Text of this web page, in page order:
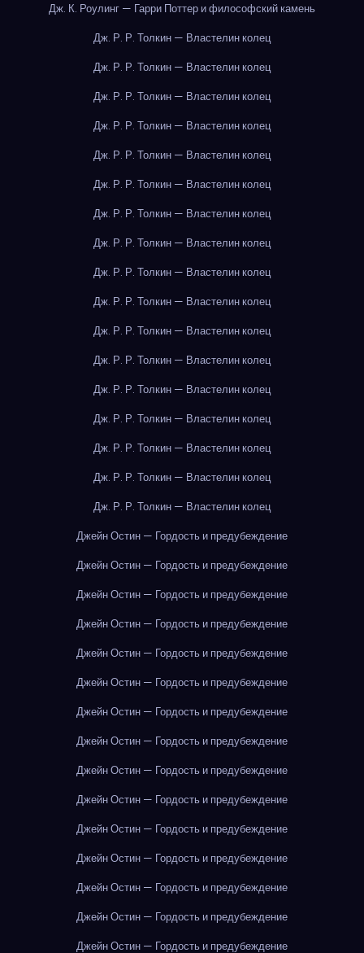
Дж. К. Роулинг — Гарри Поттер и философский камень
Дж. Р. Р. Толкин — Властелин колец
Дж. Р. Р. Толкин — Властелин колец
Дж. Р. Р. Толкин — Властелин колец
Дж. Р. Р. Толкин — Властелин колец
Дж. Р. Р. Толкин — Властелин колец
Дж. Р. Р. Толкин — Властелин колец
Дж. Р. Р. Толкин — Властелин колец
Дж. Р. Р. Толкин — Властелин колец
Дж. Р. Р. Толкин — Властелин колец
Дж. Р. Р. Толкин — Властелин колец
Дж. Р. Р. Толкин — Властелин колец
Дж. Р. Р. Толкин — Властелин колец
Дж. Р. Р. Толкин — Властелин колец
Дж. Р. Р. Толкин — Властелин колец
Дж. Р. Р. Толкин — Властелин колец
Дж. Р. Р. Толкин — Властелин колец
Дж. Р. Р. Толкин — Властелин колец
Джейн Остин — Гордость и предубеждение
Джейн Остин — Гордость и предубеждение
Джейн Остин — Гордость и предубеждение
Джейн Остин — Гордость и предубеждение
Джейн Остин — Гордость и предубеждение
Джейн Остин — Гордость и предубеждение
Джейн Остин — Гордость и предубеждение
Джейн Остин — Гордость и предубеждение
Джейн Остин — Гордость и предубеждение
Джейн Остин — Гордость и предубеждение
Джейн Остин — Гордость и предубеждение
Джейн Остин — Гордость и предубеждение
Джейн Остин — Гордость и предубеждение
Джейн Остин — Гордость и предубеждение
Джейн Остин — Гордость и предубеждение